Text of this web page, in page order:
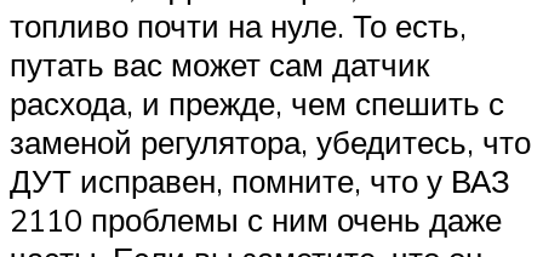
топливо почти на нуле. То есть,
путать вас может сам датчик
расхода, и прежде, чем спешить с
заменой регулятора, убедитесь, что
ДУТ исправен, помните, что у ВАЗ
2110 проблемы с ним очень даже